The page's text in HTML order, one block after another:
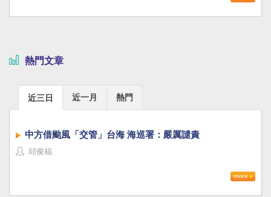
熱門文章
近三日 近一月 熱門
中方借颱風「交管」台海 海巡署：嚴厲譴責
邱俊福